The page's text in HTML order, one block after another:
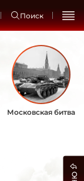
Поиск
Московская битва